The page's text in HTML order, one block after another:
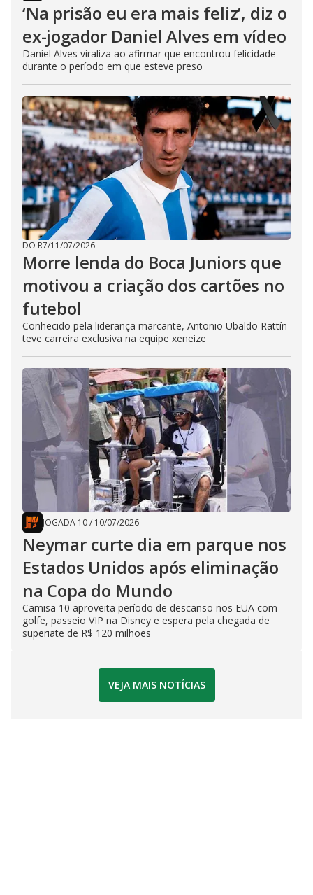
‘Na prisão eu era mais feliz’, diz o
ex-jogador Daniel Alves em vídeo
Daniel Alves viraliza ao afirmar que encontrou felicidade
durante o período em que esteve preso
DO R7/11/07/2026
Morre lenda do Boca Juniors que
motivou a criação dos cartões no
futebol
Conhecido pela liderança marcante, Antonio Ubaldo Rattín
teve carreira exclusiva na equipe xeneize
JOGADA 10/ 10/07/2026
Neymar curte dia em parque nos
Estados Unidos após eliminação
na Copa do Mundo
Camisa 10 aproveita período de descanso nos EUA com
golfe, passeio VIP na Disney e espera pela chegada de
superiate de R$ 120 milhões
VEJA MAIS NOTÍCIAS